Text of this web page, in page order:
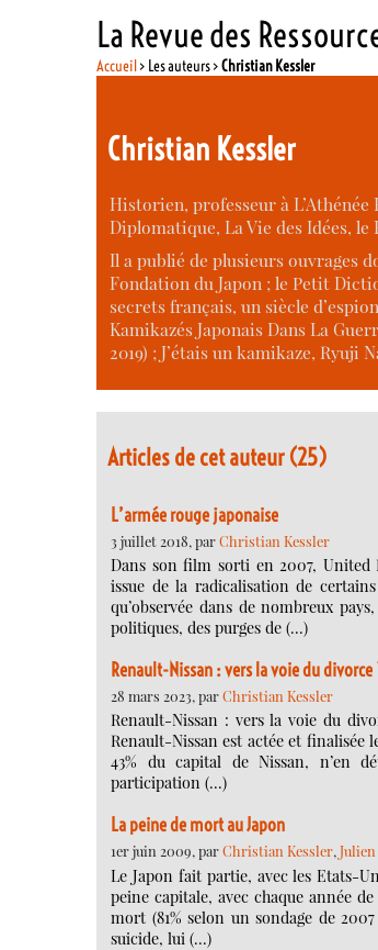
La Revue des
Accueil> Les auteurs >Christian Kessler
Christian Kessler
Historien, professeur à
Diplomatique, La Vie des Idées,
Il a publié de plusieurs ouvrages
Fondation du Japon ; le Petit
secrets français, un siècle
Kamikazés Japonais Dans La
2019) ; J’étais un kamikaze,
Articles de cet auteur (25)
L’armée rouge japonaise
3 juillet 2018, parChristian Kessler
Dans son film sorti en 2007, United
issue de la radicalisation de
qu’observée dans de nombreux
politiques, des purges de (…)
Renault-Nissan : vers la voie du divorce
28 mars 2023, parChristian Kessler
Renault-Nissan : vers la voie du
Renault-Nissan est actée et
43% du capital de Nissan, n’en
participation (…)
La peine de mort au Japon
1er juin 2009, parChristian Kessler,
Le Japon fait partie, avec les Etats-
peine capitale, avec chaque année
mort (81% selon un sondage de
suicide, lui (…)